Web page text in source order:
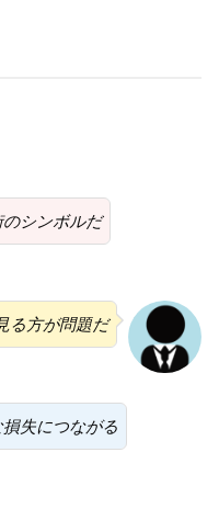
シンボルだ
る方が問題だ
失につながる